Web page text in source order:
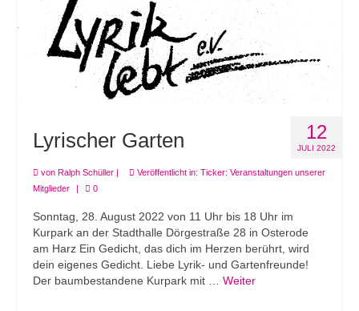
12
JULI 2022
Lyrischer Garten
von Ralph Schüller Veröffentlicht in: Ticker: Veranstaltungen unserer
Mitglieder
0
Sonntag, 28. August 2022 von 11 Uhr bis 18 Uhr im
Kurpark an der Stadthalle Dörgestraße 28 in Osterode
am Harz Ein Gedicht, das dich im Herzen berührt, wird
dein eigenes Gedicht. Liebe Lyrik- und Gartenfreunde!
Der baumbestandene Kurpark mit … Weiter